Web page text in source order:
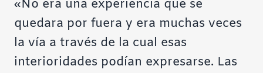
«No era una experiencia que se
quedara por fuera y era muchas veces
la vía a través de la cual esas
interioridades podían expresarse. Las